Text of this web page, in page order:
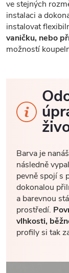
ve stejných
instalaci a
instalovat
vaničku, nebo
možností
Barva je
následně
pevně spojí s
dokonalou
a barevnou
prostředí.
vlhkosti,
profily si tak